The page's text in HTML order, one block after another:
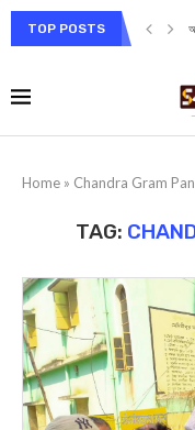
TOP POSTS
Home » Chandra Gram
TAG: